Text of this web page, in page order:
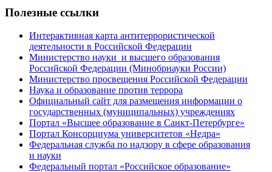
Полезные ссылки
Интерактивная карта антитеррористической
деятельности в Российской Федерации
Министерство науки и высшего образования
Российской Федерации (Минобрнауки России)
Министерство просвещения Российской Федерации
Наука и образование против террора
Официальный сайт для размещения информации о
государственных (муниципальных) учреждениях
Портал «Высшее образование в Санкт-Петербурге»
Портал Консорциума университетов «Недра»
Федеральная служба по надзору в сфере образования
и науки
Федеральный портал «Российское образование»